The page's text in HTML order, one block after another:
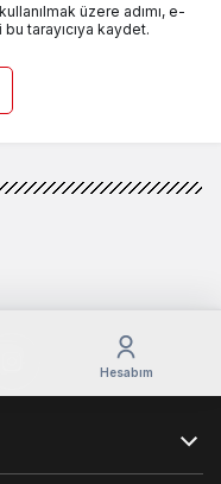
üzere adımı, e-
tarayıcıya kaydet.
Hesabım